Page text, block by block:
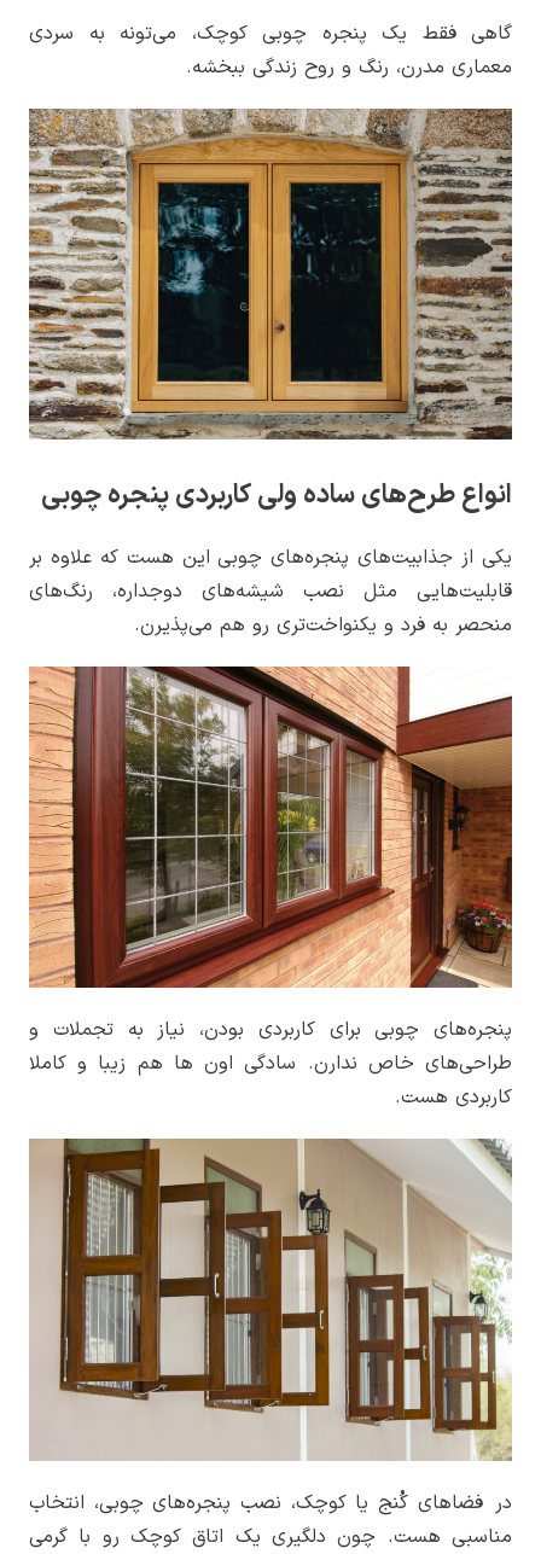
گاهی فقط یک پنجره چوبی کوچک، می‌تونه به سردی
معماری مدرن، رنگ و روح زندگی ببخشه.
انواع طرح‌های ساده ولی کاربردی پنجره چوبی
یکی از جذابیت‌های پنجره‌های چوبی این هست که علاوه بر
قابلیت‌هایی مثل نصب شیشه‌های دوجداره، رنگ‌های
منحصر به فرد و یکنواخت‌تری رو هم می‌پذیرن.
پنجره‌های چوبی برای کاربردی بودن، نیاز به تجملات و
طراحی‌های خاص ندارن. سادگی اون ها هم زیبا و کاملا
کاربردی هست.
در فضاهای کُنج یا کوچک، نصب پنجره‌های چوبی، انتخاب
مناسبی هست. چون دلگیری یک اتاق کوچک رو با گرمی